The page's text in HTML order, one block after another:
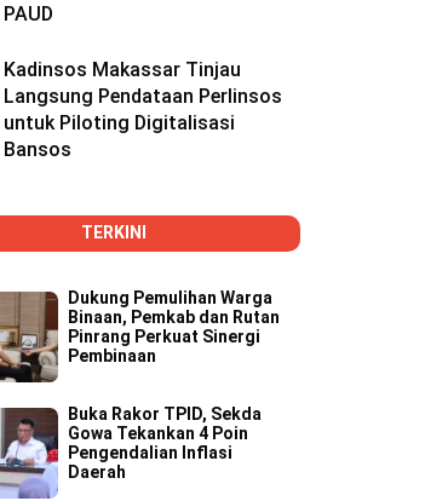
PAUD
Kadinsos Makassar Tinjau
Langsung Pendataan Perlinsos
untuk Piloting Digitalisasi
Bansos
TERKINI
Dukung Pemulihan Warga
Binaan, Pemkab dan Rutan
Pinrang Perkuat Sinergi
Pembinaan
Buka Rakor TPID, Sekda
Gowa Tekankan 4 Poin
Pengendalian Inflasi
Daerah